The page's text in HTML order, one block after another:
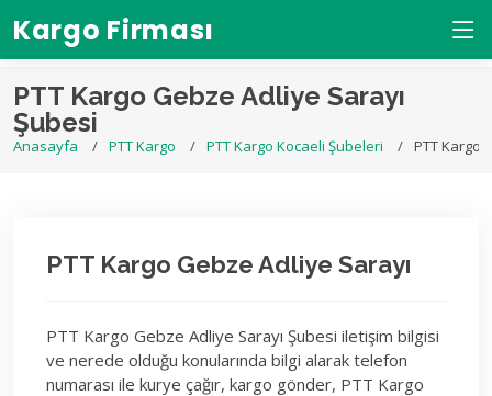
Kargo Firması
PTT Kargo Gebze Adliye Sarayı
Şubesi
Anasayfa PTT Kargo PTT Kargo Kocaeli Şubeleri PTT Kargo
PTT Kargo Gebze Adliye Sarayı
PTT Kargo Gebze Adliye Sarayı Şubesi iletişim bilgisi
ve nerede olduğu konularında bilgi alarak telefon
numarası ile kurye çağır, kargo gönder, PTT Kargo